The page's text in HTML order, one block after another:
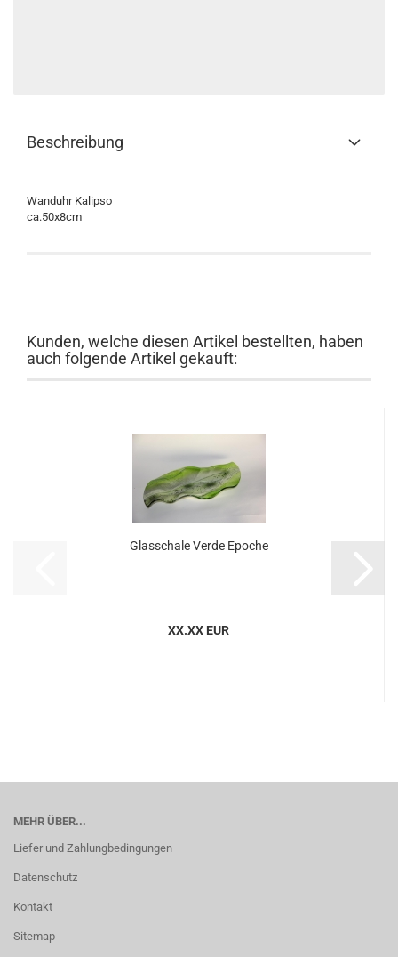
Beschreibung
Wanduhr Kalipso
ca.50x8cm
Kunden, welche diesen Artikel bestellten, haben
auch folgende Artikel gekauft:
Glasschale Verde Epoche
XX.XX EUR
MEHR ÜBER...
Liefer und Zahlungbedingungen
Datenschutz
Kontakt
Sitemap